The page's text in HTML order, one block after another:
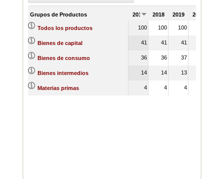
Grupos de Productos 2017 2018 2019 2020
Todos los productos 100 100 100
Bienes de capital 41 41 41
Bienes de consumo 36 36 37
Bienes intermedios 14 14 13
Materias primas 4 4 4